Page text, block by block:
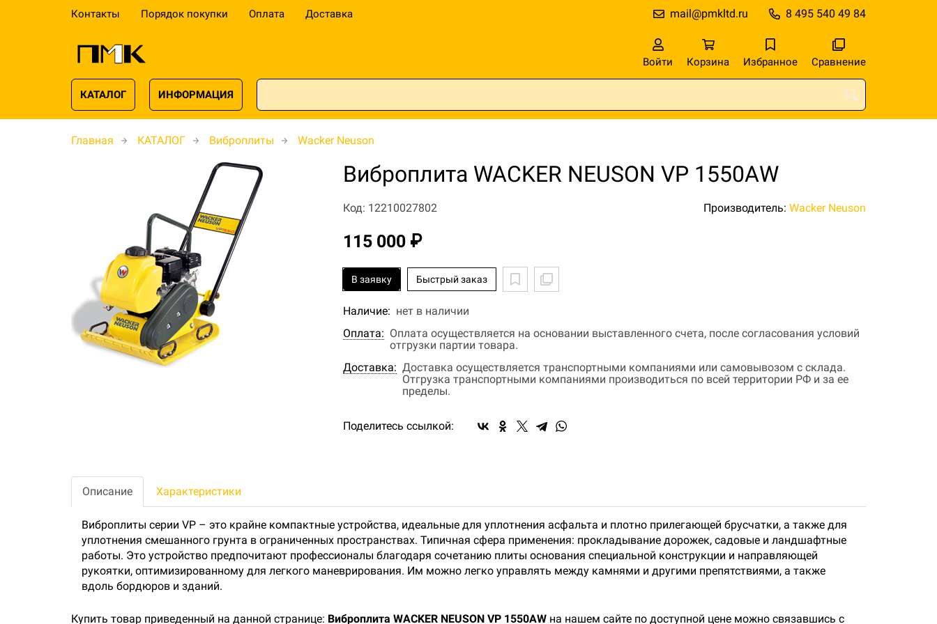
Контакты Порядок покупки Оплата Доставка 8 495 540 49 84
mail@pmkltd.ru
Войти Корзина Избранное Сравнение
КАТАЛОГ ИНФОРМАЦИЯ
Главная КАТАЛОГ Виброплиты Wacker Neuson
Виброплита WACKER NEUSON VP 1550АW
Код: 12210027802 Производитель: Wacker Neuson
115 000 ₽
В заявку Быстрый заказ
Наличие: нет в наличии
Оплата: Оплата осуществляется на основании выставленного счета, после согласования условий
отгрузки партии товара.
Доставка: Доставка осуществляется транспортными компаниями или самовывозом с склада.
Отгрузка транспортными компаниями производиться по всей территории РФ и за ее
пределы.
Поделитесь ссылкой:
Описание Характеристики
Виброплиты серии VP – это крайне компактные устройства, идеальные для уплотнения асфальта и плотно прилегающей брусчатки, а также для
уплотнения смешанного грунта в ограниченных пространствах. Типичная сфера применения: прокладывание дорожек, садовые и ландшафтные
работы. Это устройство предпочитают профессионалы благодаря сочетанию плиты основания специальной конструкции и направляющей
рукоятки, оптимизированному для легкого маневрирования. Им можно легко управлять между камнями и другими препятствиями, а также
вдоль бордюров и зданий.
Купить товар приведенный на данной странице: Виброплита WACKER NEUSON VP 1550АW на нашем сайте по доступной цене можно связавшись с